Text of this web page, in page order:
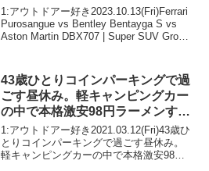
Test
1:アウトドアー好き2023.10.13(Fri)Ferrari
Purosangue vs Bentley Bentayga S vs
Aston Martin DBX707 | Super SUV Group
43歳ひとりコインパーキングで過
ごす昼休み。軽キャンピングカー
の中で本格激安98円ラーメンすす
る姿を嫁が実況
1:アウトドアー好き2021.03.12(Fri)43歳ひ
とりコインパーキングで過ごす昼休み。
軽キャンピングカーの中で本格激安98円